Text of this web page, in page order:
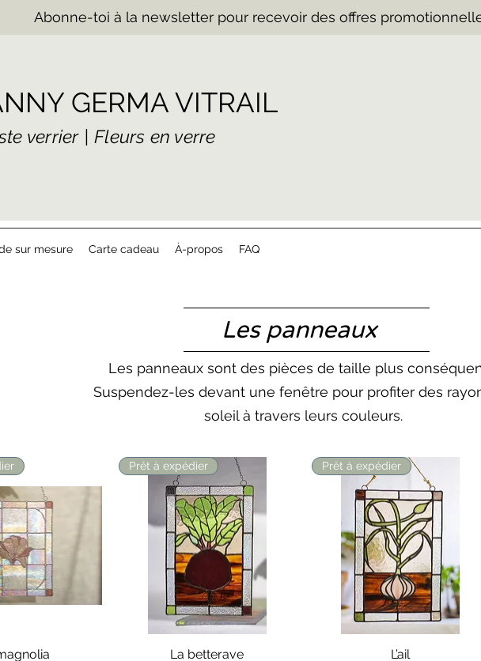
Abonne-toi à la newsletter pour recevoir des offres
GERMA VITRAIL
verrier | Fleurs en verre
sur mesure Carte cadeau À-propos FAQ
Les panneaux
Les panneaux sont des pièces de taille plus
Suspendez-les devant une fenêtre pour profiter des
soleil à travers leurs couleurs.
rapide Aperçu rapide
Prêt à expédier
La betterave
Aperçu rapide
Prêt à expédier
L’ail